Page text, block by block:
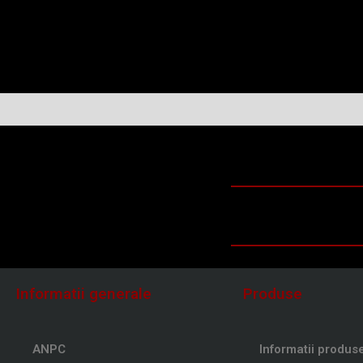
Informatii generale
ANPC
Produse
Informatii